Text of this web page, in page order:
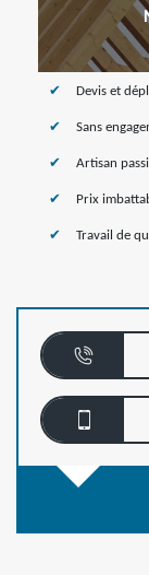
Devis et
Sans
Artisan
Prix
Travail de